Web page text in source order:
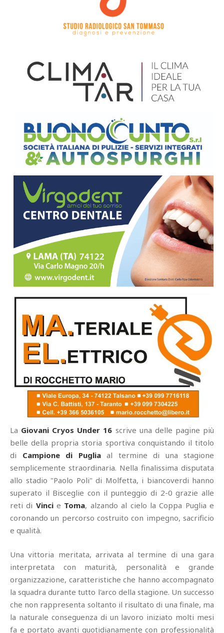
La Giovani Cryos Under 16 scrive una delle pagine più
belle della propria storia sportiva conquistando il titolo
di Campione di Pugliaal termine di una stagione
semplicemente straordinaria. Nella finalissima disputata
allo stadio "Paolo Poli" di Molfetta, i biancoverdi hanno
superato il Bisceglie con il punteggio di 2-0 grazie alle
reti di Vincie Toma, alzando al cielo la Coppa Puglia e
coronando un percorso costruito con impegno, sacrificio
e qualità.
Una vittoria meritata, arrivata al termine di una gara
interpretata con maturità, personalità e grande
organizzazione, caratteristiche che hanno accompagnato
la squadra durante tutto l'arco della stagione. Un successo
che non rappresenta soltanto il risultato di una finale, ma
la naturale conseguenza di un lavoro iniziato molti mesi
fa e portato avanti quotidianamente con professionalità